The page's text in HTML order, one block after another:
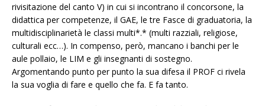
rivisitazione del canto V) in cui si incontrano il concorsone, la
didattica per competenze, il GAE, le tre Fasce di graduatoria, la
multidisciplinarietà le classi multi*.* (multi razziali, religiose,
culturali ecc…). In compenso, però, mancano i banchi per le
aule pollaio, le LIM e gli insegnanti di sostegno.
Argomentando punto per punto la sua difesa il PROF ci rivela
la sua voglia di fare e quello che fa. E fa tanto.